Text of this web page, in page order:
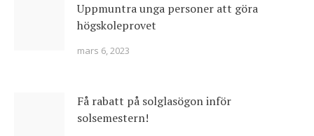
Uppmuntra unga personer att göra
högskoleprovet
mars 6, 2023
Få rabatt på solglasögon inför
solsemestern!